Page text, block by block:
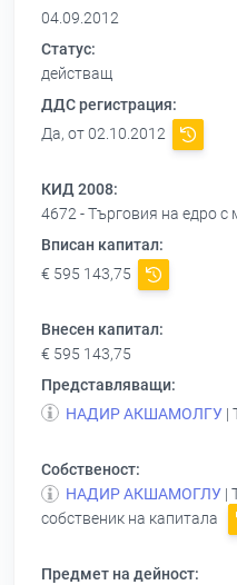
04.09.2012
Статус:
действащ
ДДС регистрация:
Да, от 02.10.2012
КИД 2008:
4672 - Търговия на едро с
Вписан капитал:
€ 595 143,75
Внесен капитал:
€ 595 143,75
Представляващи:
НАДИР АКШАМОЛГУ |
Собственост:
НАДИР АКШАМОГЛУ |
собственик на капитала
Предмет на дейност: